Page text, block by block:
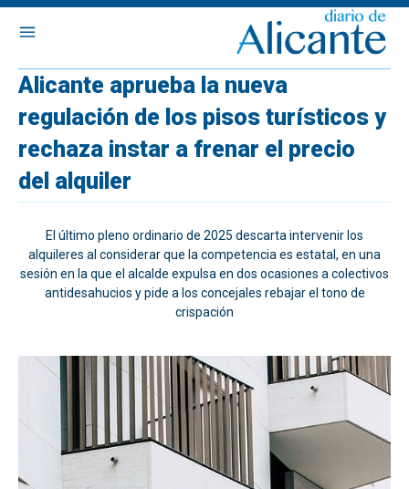
Alicante aprueba la nueva
regulación de los pisos turísticos y
rechaza instar a frenar el precio
del alquiler
El último pleno ordinario de 2025 descarta intervenir los
alquileres al considerar que la competencia es estatal, en una
sesión en la que el alcalde expulsa en dos ocasiones a colectivos
antidesahucios y pide a los concejales rebajar el tono de
crispación